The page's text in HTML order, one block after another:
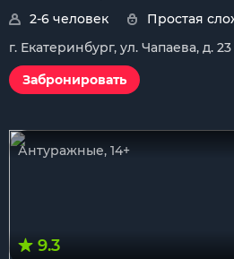
2-6 человек
Простая
г. Екатеринбург, ул. Чапаева, д. 23
Забронировать
Антуражные, 14+
9.3